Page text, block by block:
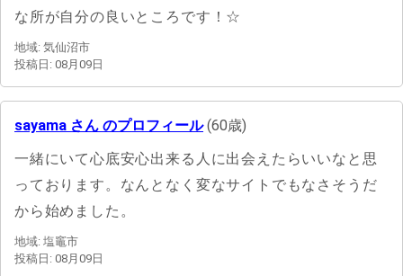
な所が自分の良いところです！☆
地域: 気仙沼市
投稿日: 08月09日
sayama さん のプロフィール(60歳)
一緒にいて心底安心出来る人に出会えたらいいなと思
っております。なんとなく変なサイトでもなさそうだ
から始めました。
地域: 塩竈市
投稿日: 08月09日